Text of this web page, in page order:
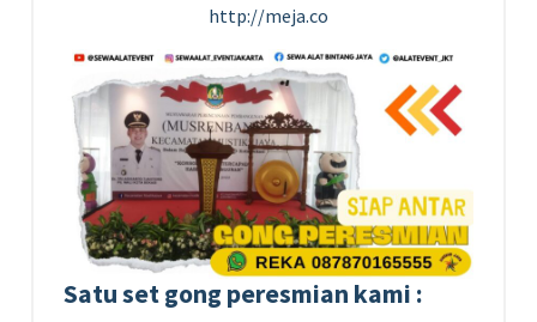
http://meja.co
Satu set gong peresmian kami :